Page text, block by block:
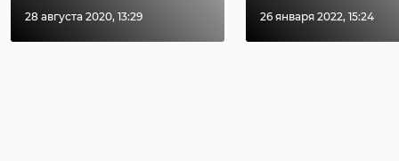
28 августа 2020, 13:29 26 января 2022, 15:24